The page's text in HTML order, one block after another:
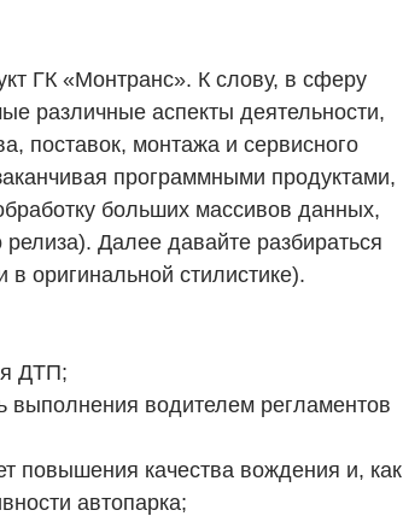
ГК «Монтранс». К слову, в сферу
различные аспекты деятельности,
поставок, монтажа и сервисного
программными продуктами,
больших массивов данных,
Далее давайте разбираться
в оригинальной стилистике).
ДТП;
водителем регламентов
повышения качества вождения и, как
автопарка;